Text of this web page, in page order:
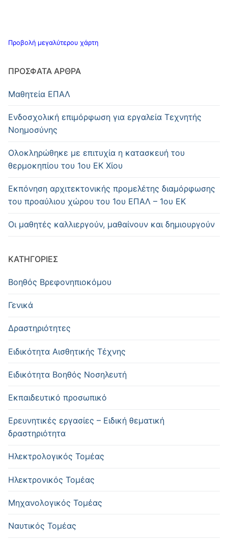
Προβολή μεγαλύτερου χάρτη
ΠΡΌΣΦΑΤΑ ΆΡΘΡΑ
Μαθητεία ΕΠΑΛ
Ενδοσχολική επιμόρφωση για εργαλεία Τεχνητής
Νοημοσύνης
Oλοκληρώθηκε με επιτυχία η κατασκευή του
θερμοκηπίου του 1ου ΕΚ Χίου
Εκπόνηση αρχιτεκτονικής προμελέτης διαμόρφωσης
του προαύλιου χώρου του 1ου ΕΠΑΛ – 1ου ΕΚ
Οι μαθητές καλλιεργούν, μαθαίνουν και δημιουργούν
KΑΤΗΓΟΡΊΕΣ
Βοηθός Βρεφονηπιοκόμου
Γενικά
Δραστηριότητες
Ειδικότητα Αισθητικής Τέχνης
Ειδικότητα Βοηθός Νοσηλευτή
Εκπαιδευτικό προσωπικό
Ερευνητικές εργασίες – Ειδική θεματική
δραστηριότητα
Ηλεκτρολογικός Τομέας
Ηλεκτρονικός Τομέας
Μηχανολογικός Τομέας
Ναυτικός Τομέας